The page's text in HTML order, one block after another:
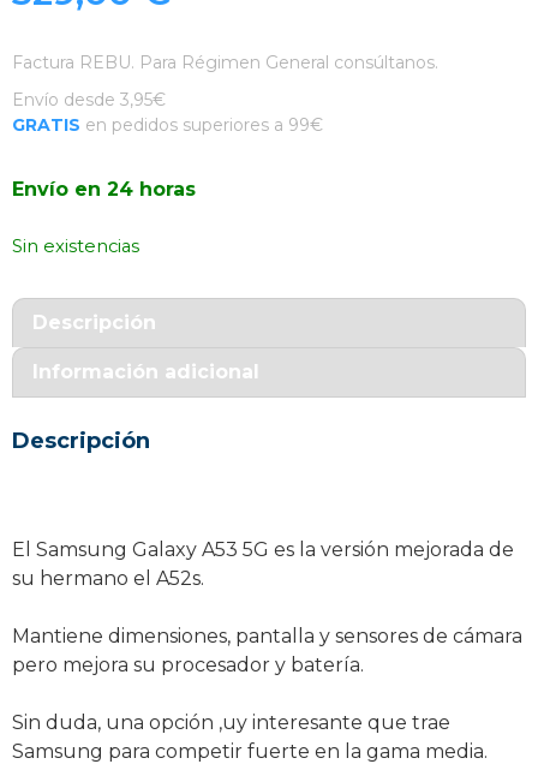
Factura REBU. Para Régimen General consúltanos.
Envío desde 3,95€
GRATIS en pedidos superiores a 99€
Envío en 24 horas
Sin existencias
Descripción
Información adicional
Descripción
El Samsung Galaxy A53 5G es la versión mejorada de
su hermano el A52s.
Mantiene dimensiones, pantalla y sensores de cámara
pero mejora su procesador y batería.
Sin duda, una opción ,uy interesante que trae
Samsung para competir fuerte en la gama media.